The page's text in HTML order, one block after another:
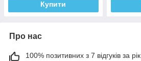
Купити
Про нас
100% позитивних з 7 відгуків за рік